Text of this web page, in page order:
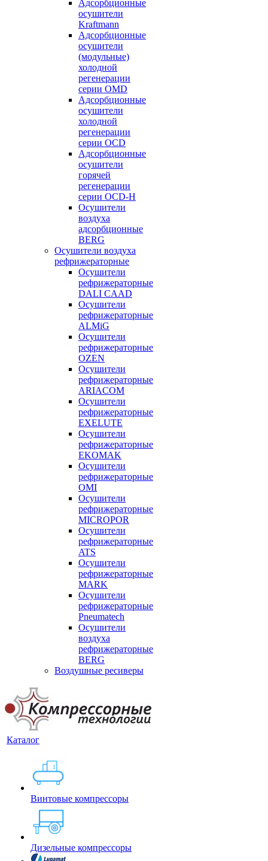
Адсорбционные
осушители
Kraftmann
Адсорбционные
осушители
(модульные)
холодной
регенерации
серии OMD
Адсорбционные
осушители
холодной
регенерации
серии OCD
Адсорбционные
осушители
горячей
регенерации
серии OСD-H
Осушители
воздуха
адсорбционные
BERG
Осушители воздуха
рефрижераторные
Осушители
рефрижераторные
DALI CAAD
Осушители
рефрижераторные
ALMiG
Осушители
рефрижераторные
OZEN
Осушители
рефрижераторные
ARIACOM
Осушители
рефрижераторные
EXELUTE
Осушители
рефрижераторные
EKOMAK
Осушители
рефрижераторные
OMI
Осушители
рефрижераторные
MICROPOR
Осушители
рефрижераторные
ATS
Осушители
рефрижераторные
MARK
Осушители
рефрижераторные
Pneumatech
Осушители
воздуха
рефрижераторные
BERG
Воздушные ресиверы
Каталог
Винтовые компрессоры
Дизельные компрессоры